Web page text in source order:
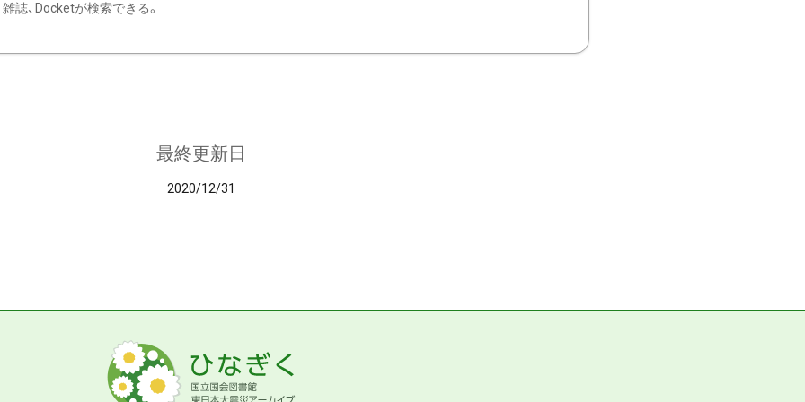
雑誌、Docketが検索できる。
最終更新日
2020/12/31